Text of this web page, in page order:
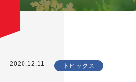
2020.12.11 トピックス